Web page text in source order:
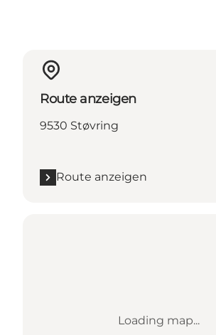
Route anzeigen
9530 Støvring
Route anzeigen
Loading map...